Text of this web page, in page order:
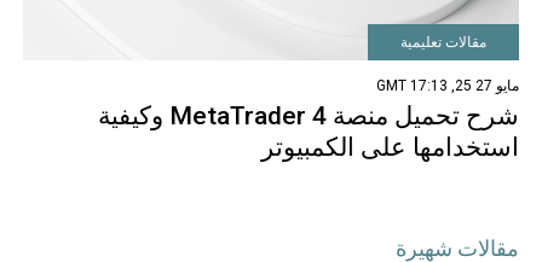
مقالات تعليمية
مايو 27 25, 17:13 GMT
شرح تحميل منصة MetaTrader 4 وكيفية
استخدامها على الكمبيوتر
مقالات شهيرة